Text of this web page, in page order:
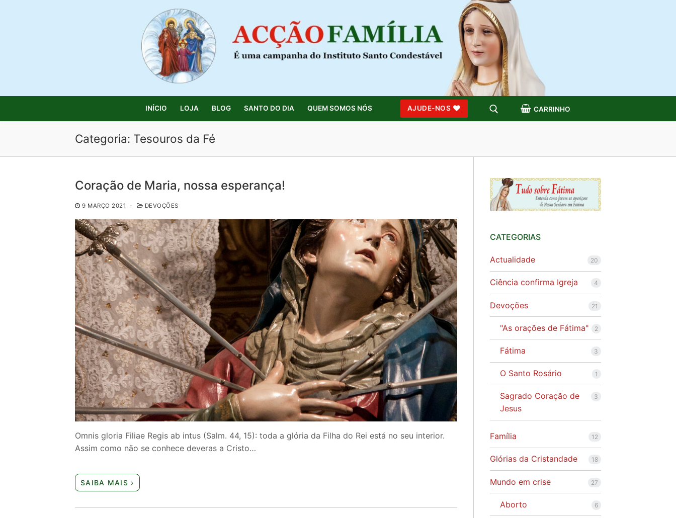
INÍCIO LOJA BLOG SANTO DO DIA QUEM SOMOS NÓS AJUDE-NOS CARRINHO
por:
Início
Loja
Blog
Santo do Dia
Quem somos nós
CARRINHO
Categoria: Tesouros da Fé
Coração de Maria, nossa esperança!
9 MARÇO 2021 - DEVOÇÕES
Omnis gloria Filiae Regis ab intus (Salm. 44, 15): toda a glória da Filha do Rei está no seu interior.
Assim como não se conhece deveras a Cristo…
SAIBA MAIS ›
CATEGORIAS
Actualidade 20
Ciência confirma Igreja 4
Devoções 21
"As orações de Fátima" 2
Fátima 3
O Santo Rosário 1
Sagrado Coração de
Jesus
3
Família 12
Glórias da Cristandade 18
Mundo em crise 27
Aborto 6